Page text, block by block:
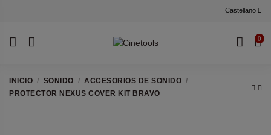
Castellano
0
INICIO SONIDO
ACCESORIOS DE SONIDO
PROTECTOR NEXUS COVER KIT BRAVO